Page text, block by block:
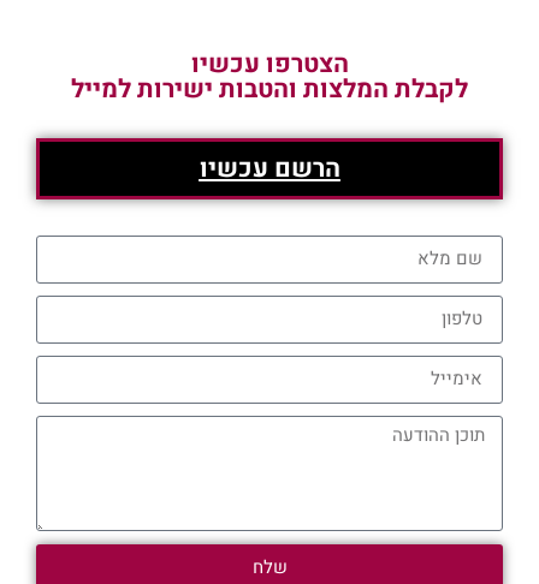
הצטרפו עכשיו
לקבלת המלצות והטבות ישירות למייל
הרשם עכשיו
שלח